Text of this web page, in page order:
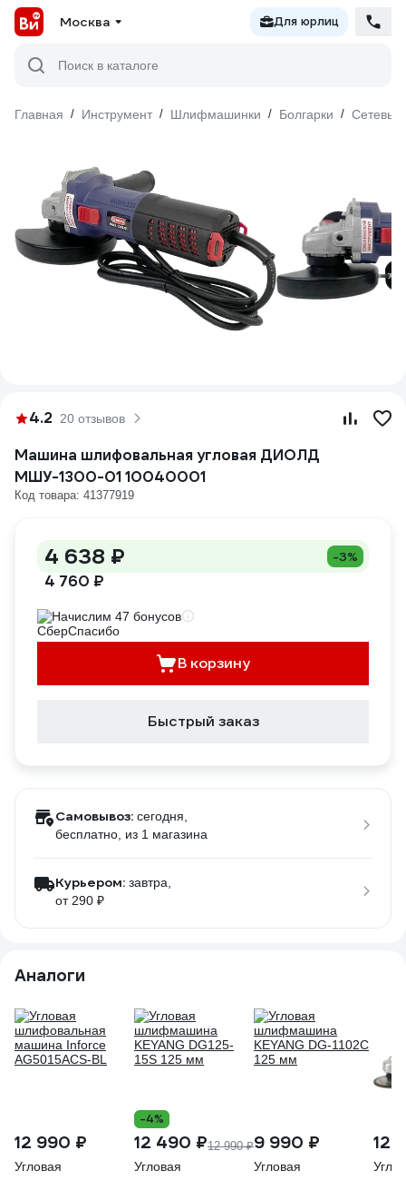
Москва Для юрлиц
Поиск в каталоге
Главная / Инструмент / Шлифмашинки / Болгарки /
4.2 20 отзывов
Машина шлифовальная угловая ДИОЛД
МШУ-1300-01 10040001
Код товара: 41377919
4 638 ₽ -3%
4 760 ₽
Начислим 47 бонусов
В корзину
Быстрый заказ
Самовывоз: сегодня,
бесплатно , из 1 магазина
Курьером: завтра,
от 290 ₽
Аналоги
12 990 ₽
Угловая
-4%
12 490 ₽12 990 ₽
Угловая
9 990 ₽
Угловая
12